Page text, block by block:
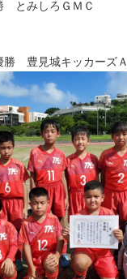
とみしろＧＭＣ
勝 豊見城キッカーズＡ